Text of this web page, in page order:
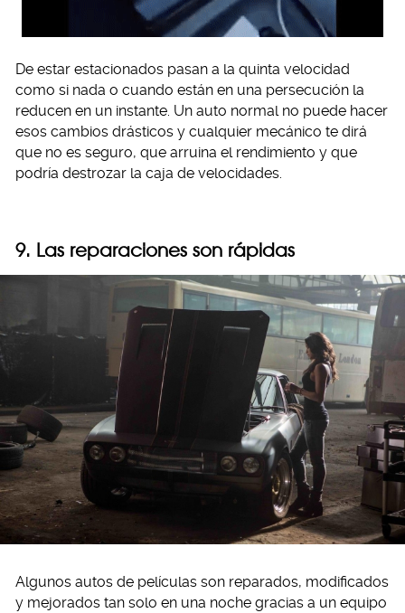
De estar estacionados pasan a la quinta velocidad
como si nada o cuando están en una persecución la
reducen en un instante. Un auto normal no puede hacer
esos cambios drásticos y cualquier mecánico te dirá
que no es seguro, que arruina el rendimiento y que
podría destrozar la caja de velocidades.
9. Las reparaciones son rápidas
Algunos autos de películas son reparados, modificados
y mejorados tan solo en una noche gracias a un equipo